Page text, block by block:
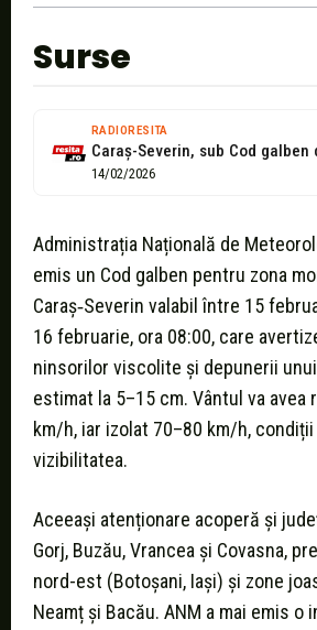
Surse
RADIORESITA
14/02/2026
Administrația Națională de
emis un Cod galben pentru zona
Caraș‑Severin valabil între 15
16 februarie, ora 08:00, care
ninsorilor viscolite și depunerii
estimat la 5–15 cm. Vântul va avea
km/h, iar izolat 70–80 km/h,
vizibilitatea.
Aceeași atenționare acoperă și
Gorj, Buzău, Vrancea și Covasna,
nord-est (Botoșani, Iași) și zone
Neamț și Bacău. ANM a mai emis o